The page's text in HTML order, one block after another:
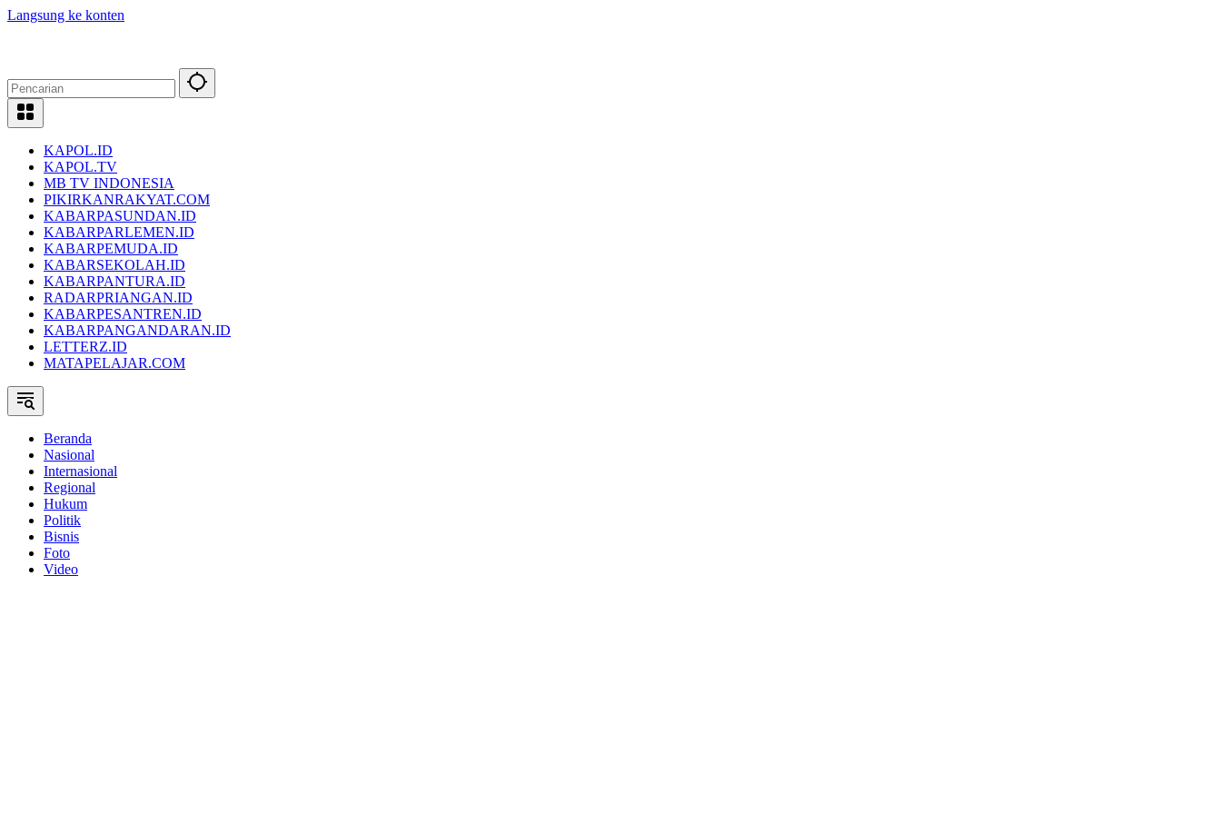
Langsung ke konten
KAPOL.ID
KAPOL.TV
MB TV INDONESIA
PIKIRKANRAKYAT.COM
KABARPASUNDAN.ID
KABARPARLEMEN.ID
KABARPEMUDA.ID
KABARSEKOLAH.ID
KABARPANTURA.ID
RADARPRIANGAN.ID
KABARPESANTREN.ID
KABARPANGANDARAN.ID
LETTERZ.ID
MATAPELAJAR.COM
Beranda
Nasional
Internasional
Regional
Hukum
Politik
Bisnis
Foto
Video